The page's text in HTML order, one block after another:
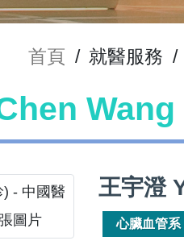
首頁 / 就醫服務 /
王宇澄
心臟血管系